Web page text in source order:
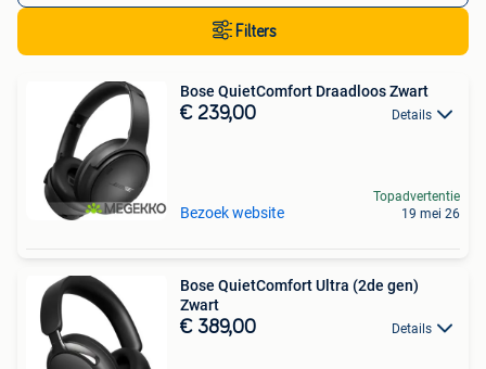
Filters
Bose QuietComfort Draadloos Zwart
€ 239,00 Details
Bezoek website
Topadvertentie
19 mei 26
Bose QuietComfort Ultra (2de gen)
Zwart
€ 389,00 Details